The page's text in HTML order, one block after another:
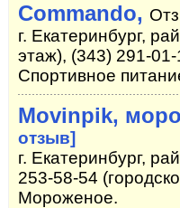
Commando,
г. Екатеринбург,
этаж), (343) 291-01-
Спортивное
Movinpik,
отзыв]
г. Екатеринбург,
253-58-54
Мороженое.